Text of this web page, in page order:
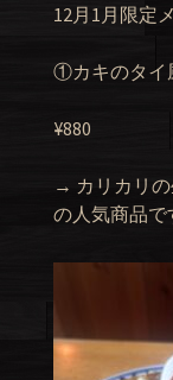
12月1月限定
①カキのタイ
¥880
→ カリカリ
の人気商品で